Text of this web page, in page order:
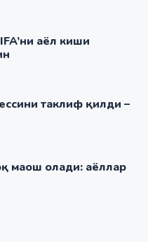
аёл киши
таклиф қилди –
маош олади: аёллар